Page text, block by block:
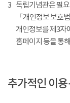
3 독립기념관은 필
「개인정보 보호
개인정보를 제3자
홈페이지 등을 통
추가적인 이